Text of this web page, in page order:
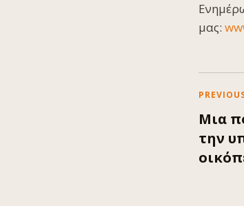
μας:
Μια
την